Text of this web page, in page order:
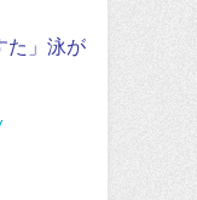
た」泳が